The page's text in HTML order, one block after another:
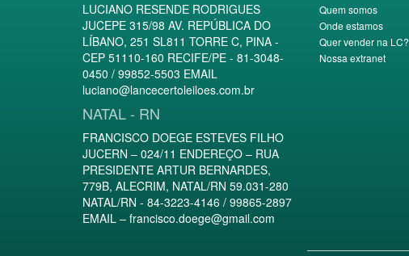
LUCIANO RESENDE RODRIGUES
JUCEPE 315/98 AV. REPÚBLICA DO
LÍBANO, 251 SL811 TORRE C, PINA -
CEP 51110-160 RECIFE/PE - 81-3048-
0450 / 99852-5503 EMAIL
luciano@lancecertoleiloes.com.br
NATAL - RN
FRANCISCO DOEGE ESTEVES FILHO
JUCERN – 024/11 ENDEREÇO – RUA
PRESIDENTE ARTUR BERNARDES,
779B, ALECRIM, NATAL/RN 59.031-280
NATAL/RN - 84-3223-4146 / 99865-2897
EMAIL – francisco.doege@gmail.com
Quem somos
Onde estamos
Quer vender na LC?
Nossa extranet